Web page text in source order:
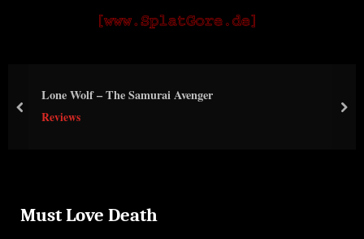
Lone Wolf – The Samurai Avenger
Reviews
prev
Must Love Death